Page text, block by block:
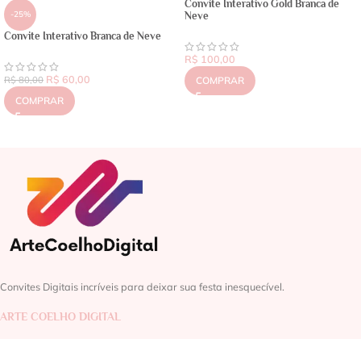
-25%
Convite Interativo Branca de Neve
R$80,00 R$ 60,00
COMPRAR
Convite Interativo Gold Branca de
Neve
R$ 100,00
COMPRAR
Convites Digitais incríveis para deixar sua festa inesquecível.
ARTE COELHO DIGITAL